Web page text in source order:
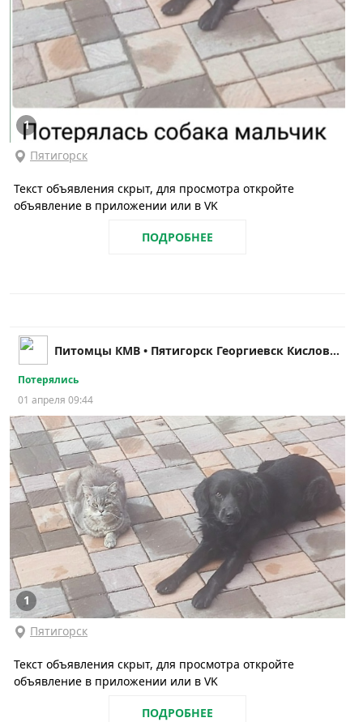
1
Пятигорск
Текст объявления скрыт, для просмотра откройте
объявление в приложении или в VK
ПОДРОБНЕЕ
Питомцы КМВ • Пятигорск Георгиевск Кисловодск
Потерялись
01 апреля 09:44
1
Пятигорск
Текст объявления скрыт, для просмотра откройте
объявление в приложении или в VK
ПОДРОБНЕЕ